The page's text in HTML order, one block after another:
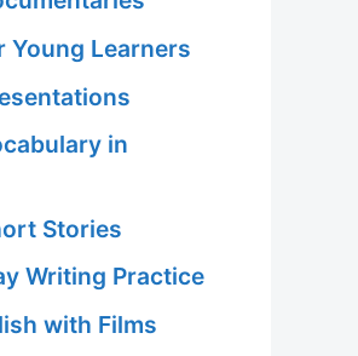
Young Learners
in
Stories
Writing Practice
with Films